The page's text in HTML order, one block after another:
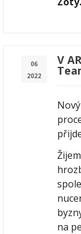
06
2022
V
na